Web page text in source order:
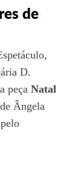
D.
peça Natal
Ângela